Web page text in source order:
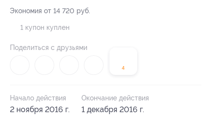
Экономия от 14 720 руб.
4
1 купон куплен
Поделиться с друзьями
Начало действия
2 ноября 2016 г.
Окончание действия
1 декабря 2016 г.